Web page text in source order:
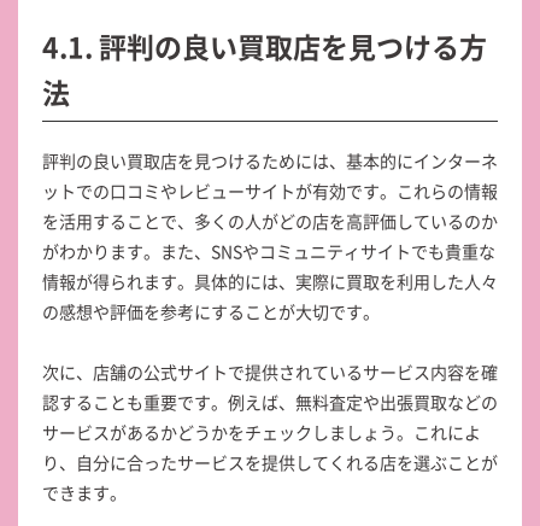
4.1. 評判の良い買取店を見つける方
法
評判の良い買取店を見つけるためには、基本的にインターネ
ットでの口コミやレビューサイトが有効です。これらの情報
を活用することで、多くの人がどの店を高評価しているのか
がわかります。また、SNSやコミュニティサイトでも貴重な
情報が得られます。具体的には、実際に買取を利用した人々
の感想や評価を参考にすることが大切です。
次に、店舗の公式サイトで提供されているサービス内容を確
認することも重要です。例えば、無料査定や出張買取などの
サービスがあるかどうかをチェックしましょう。これによ
り、自分に合ったサービスを提供してくれる店を選ぶことが
できます。